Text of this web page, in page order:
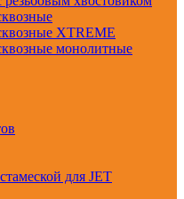
XTREME
монолитные
для JET